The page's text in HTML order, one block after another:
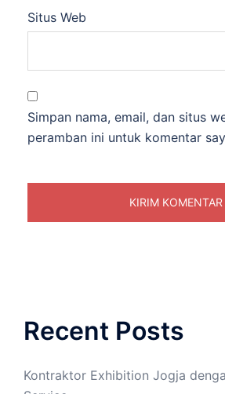
Situs Web
Simpan nama, email, dan situs
peramban ini untuk komentar
Recent Posts
Kontraktor Exhibition Jogja